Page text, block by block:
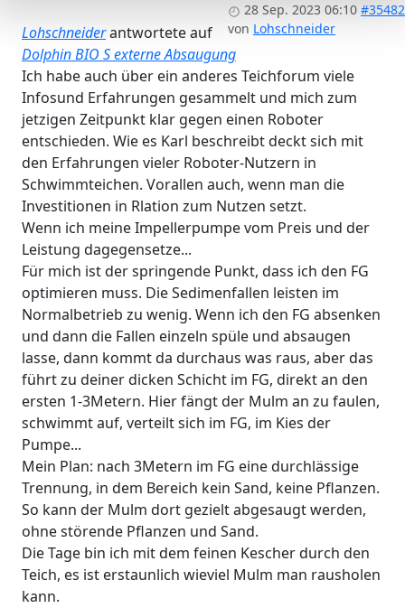
28 Sep. 2023 06:10 #35482
von Lohschneider
Lohschneiderantwortete auf
Dolphin BIO S externe Absaugung
Ich habe auch über ein anderes Teichforum viele
Infosund Erfahrungen gesammelt und mich zum
jetzigen Zeitpunkt klar gegen einen Roboter
entschieden. Wie es Karl beschreibt deckt sich mit
den Erfahrungen vieler Roboter-Nutzern in
Schwimmteichen. Vorallen auch, wenn man die
Investitionen in Rlation zum Nutzen setzt.
Wenn ich meine Impellerpumpe vom Preis und der
Leistung dagegensetze...
Für mich ist der springende Punkt, dass ich den FG
optimieren muss. Die Sedimenfallen leisten im
Normalbetrieb zu wenig. Wenn ich den FG absenken
und dann die Fallen einzeln spüle und absaugen
lasse, dann kommt da durchaus was raus, aber das
führt zu deiner dicken Schicht im FG, direkt an den
ersten 1-3Metern. Hier fängt der Mulm an zu faulen,
schwimmt auf, verteilt sich im FG, im Kies der
Pumpe...
Mein Plan: nach 3Metern im FG eine durchlässige
Trennung, in dem Bereich kein Sand, keine Pflanzen.
So kann der Mulm dort gezielt abgesaugt werden,
ohne störende Pflanzen und Sand.
Die Tage bin ich mit dem feinen Kescher durch den
Teich, es ist erstaunlich wieviel Mulm man rausholen
kann.